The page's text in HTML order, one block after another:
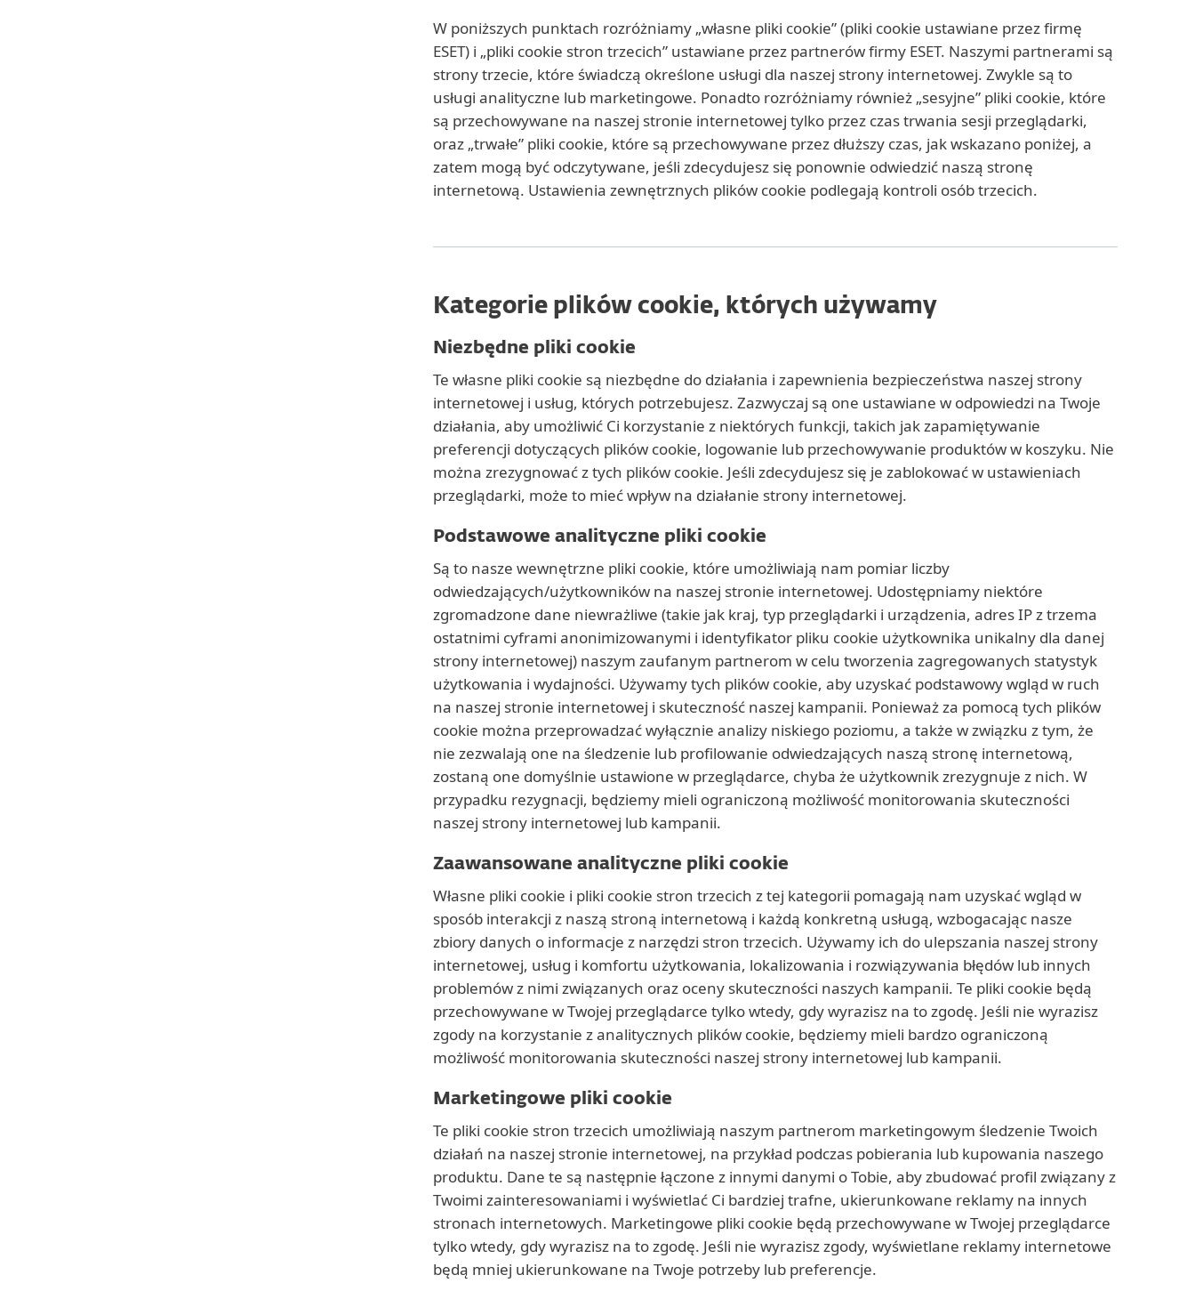
W poniższych punktach rozróżniamy „własne pliki cookie” (pliki cookie ustawiane przez firmę
ESET) i „pliki cookie stron trzecich” ustawiane przez partnerów firmy ESET. Naszymi partnerami są
strony trzecie, które świadczą określone usługi dla naszej strony internetowej. Zwykle są to
usługi analityczne lub marketingowe. Ponadto rozróżniamy również „sesyjne” pliki cookie, które
są przechowywane na naszej stronie internetowej tylko przez czas trwania sesji przeglądarki,
oraz „trwałe” pliki cookie, które są przechowywane przez dłuższy czas, jak wskazano poniżej, a
zatem mogą być odczytywane, jeśli zdecydujesz się ponownie odwiedzić naszą stronę
internetową. Ustawienia zewnętrznych plików cookie podlegają kontroli osób trzecich.
Kategorie plików cookie, których używamy
Niezbędne pliki cookie
Te własne pliki cookie są niezbędne do działania i zapewnienia bezpieczeństwa naszej strony
internetowej i usług, których potrzebujesz. Zazwyczaj są one ustawiane w odpowiedzi na Twoje
działania, aby umożliwić Ci korzystanie z niektórych funkcji, takich jak zapamiętywanie
preferencji dotyczących plików cookie, logowanie lub przechowywanie produktów w koszyku. Nie
można zrezygnować z tych plików cookie. Jeśli zdecydujesz się je zablokować w ustawieniach
przeglądarki, może to mieć wpływ na działanie strony internetowej.
Podstawowe analityczne pliki cookie
Są to nasze wewnętrzne pliki cookie, które umożliwiają nam pomiar liczby
odwiedzających/użytkowników na naszej stronie internetowej. Udostępniamy niektóre
zgromadzone dane niewrażliwe (takie jak kraj, typ przeglądarki i urządzenia, adres IP z trzema
ostatnimi cyframi anonimizowanymi i identyfikator pliku cookie użytkownika unikalny dla danej
strony internetowej) naszym zaufanym partnerom w celu tworzenia zagregowanych statystyk
użytkowania i wydajności. Używamy tych plików cookie, aby uzyskać podstawowy wgląd w ruch
na naszej stronie internetowej i skuteczność naszej kampanii. Ponieważ za pomocą tych plików
cookie można przeprowadzać wyłącznie analizy niskiego poziomu, a także w związku z tym, że
nie zezwalają one na śledzenie lub profilowanie odwiedzających naszą stronę internetową,
zostaną one domyślnie ustawione w przeglądarce, chyba że użytkownik zrezygnuje z nich. W
przypadku rezygnacji, będziemy mieli ograniczoną możliwość monitorowania skuteczności
naszej strony internetowej lub kampanii.
Zaawansowane analityczne pliki cookie
Własne pliki cookie i pliki cookie stron trzecich z tej kategorii pomagają nam uzyskać wgląd w
sposób interakcji z naszą stroną internetową i każdą konkretną usługą, wzbogacając nasze
zbiory danych o informacje z narzędzi stron trzecich. Używamy ich do ulepszania naszej strony
internetowej, usług i komfortu użytkowania, lokalizowania i rozwiązywania błędów lub innych
problemów z nimi związanych oraz oceny skuteczności naszych kampanii. Te pliki cookie będą
przechowywane w Twojej przeglądarce tylko wtedy, gdy wyrazisz na to zgodę. Jeśli nie wyrazisz
zgody na korzystanie z analitycznych plików cookie, będziemy mieli bardzo ograniczoną
możliwość monitorowania skuteczności naszej strony internetowej lub kampanii.
Marketingowe pliki cookie
Te pliki cookie stron trzecich umożliwiają naszym partnerom marketingowym śledzenie Twoich
działań na naszej stronie internetowej, na przykład podczas pobierania lub kupowania naszego
produktu. Dane te są następnie łączone z innymi danymi o Tobie, aby zbudować profil związany z
Twoimi zainteresowaniami i wyświetlać Ci bardziej trafne, ukierunkowane reklamy na innych
stronach internetowych. Marketingowe pliki cookie będą przechowywane w Twojej przeglądarce
tylko wtedy, gdy wyrazisz na to zgodę. Jeśli nie wyrazisz zgody, wyświetlane reklamy internetowe
będą mniej ukierunkowane na Twoje potrzeby lub preferencje.